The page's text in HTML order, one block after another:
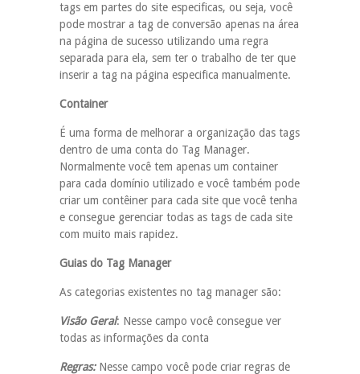
tags em partes do site especificas, ou seja, você
pode mostrar a tag de conversão apenas na área
na página de sucesso utilizando uma regra
separada para ela, sem ter o trabalho de ter que
inserir a tag na página especifica manualmente.
Container
É uma forma de melhorar a organização das tags
dentro de uma conta do Tag Manager.
Normalmente você tem apenas um container
para cada domínio utilizado e você também pode
criar um contêiner para cada site que você tenha
e consegue gerenciar todas as tags de cada site
com muito mais rapidez.
Guias do Tag Manager
As categorias existentes no tag manager são:
Visão Geral: Nesse campo você consegue ver
todas as informações da conta
Regras:Nesse campo você pode criar regras de